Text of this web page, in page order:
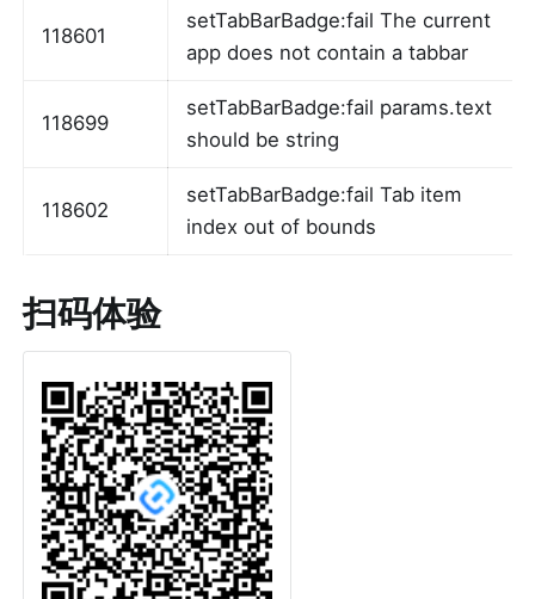
118601
setTabBarBadge:fail The current
app does not contain a tabbar
118699
setTabBarBadge:fail params.text
should be string
118602
setTabBarBadge:fail Tab item
index out of bounds
扫码体验